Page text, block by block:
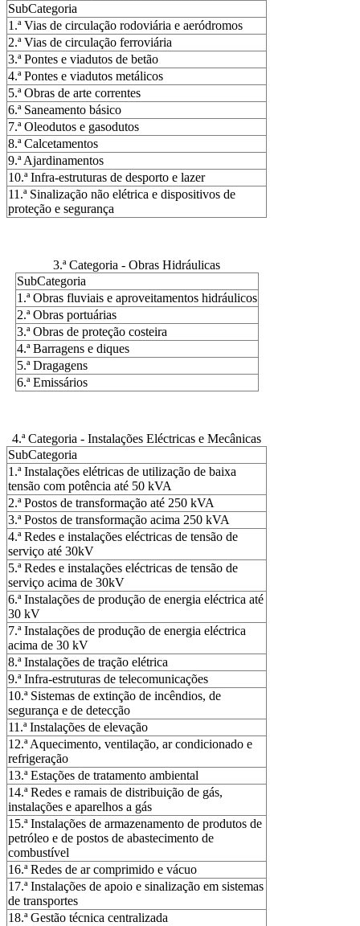
SubCategoria
1.ª Vias de circulação rodoviária e aeródromos
2.ª Vias de circulação ferroviária
3.ª Pontes e viadutos de betão
4.ª Pontes e viadutos metálicos
5.ª Obras de arte correntes
6.ª Saneamento básico
7.ª Oleodutos e gasodutos
8.ª Calcetamentos
9.ª Ajardinamentos
10.ª Infra-estruturas de desporto e lazer
11.ª Sinalização não elétrica e dispositivos de
proteção e segurança
3.ª Categoria - Obras Hidráulicas
SubCategoria
1.ª Obras fluviais e aproveitamentos hidráulicos
2.ª Obras portuárias
3.ª Obras de proteção costeira
4.ª Barragens e diques
5.ª Dragagens
6.ª Emissários
4.ª Categoria - Instalações Eléctricas e Mecânicas
SubCategoria
1.ª Instalações elétricas de utilização de baixa
tensão com potência até 50 kVA
2.ª Postos de transformação até 250 kVA
3.ª Postos de transformação acima 250 kVA
4.ª Redes e instalações eléctricas de tensão de
serviço até 30kV
5.ª Redes e instalações eléctricas de tensão de
serviço acima de 30kV
6.ª Instalações de produção de energia eléctrica até
30 kV
7.ª Instalações de produção de energia eléctrica
acima de 30 kV
8.ª Instalações de tração elétrica
9.ª Infra-estruturas de telecomunicações
10.ª Sistemas de extinção de incêndios, de
segurança e de detecção
11.ª Instalações de elevação
12.ª Aquecimento, ventilação, ar condicionado e
refrigeração
13.ª Estações de tratamento ambiental
14.ª Redes e ramais de distribuição de gás,
instalações e aparelhos a gás
15.ª Instalações de armazenamento de produtos de
petróleo e de postos de abastecimento de
combustível
16.ª Redes de ar comprimido e vácuo
17.ª Instalações de apoio e sinalização em sistemas
de transportes
18.ª Gestão técnica centralizada